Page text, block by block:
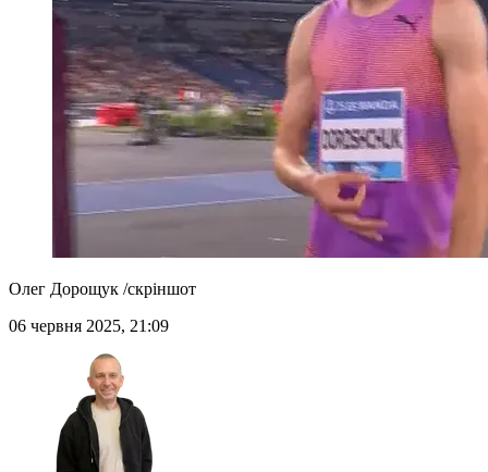
Олег Дорощук /скріншот
06 червня 2025, 21:09